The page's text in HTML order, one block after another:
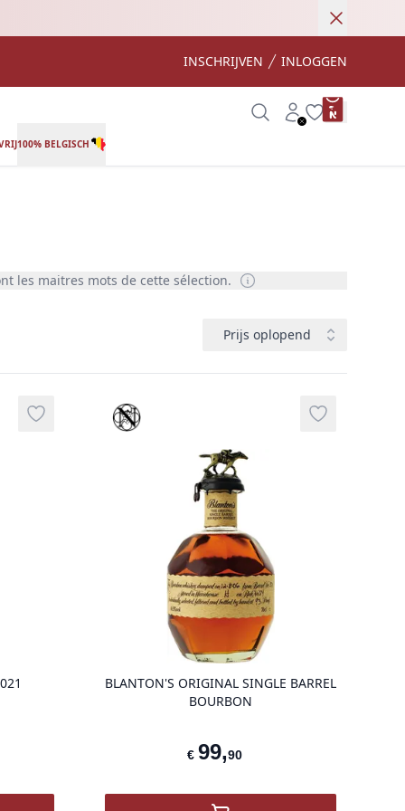
INSCHRIJVEN INLOGGEN
SearchAccount
Wishlistproduct
100% BELGISCH
les maitres mots de cette sélection.
Prijs oplopend
Add to wishlist
product variant items in cart, view bag
Prestige-selectie
BLANTON'S ORIGINAL SINGLE BARREL
BOURBON
€ 99,90
Add to